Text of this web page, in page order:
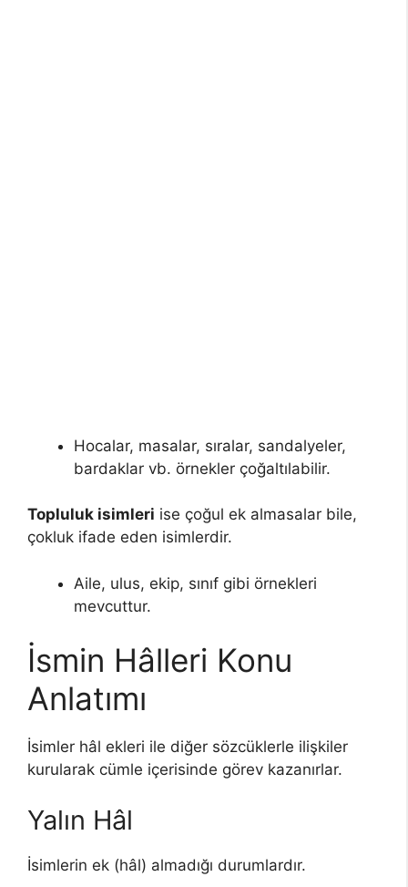
Hocalar, masalar, sıralar, sandalyeler,
bardaklar vb. örnekler çoğaltılabilir.
Topluluk isimleri ise çoğul ek almasalar bile,
çokluk ifade eden isimlerdir.
Aile, ulus, ekip, sınıf gibi örnekleri
mevcuttur.
İsmin Hâlleri Konu
Anlatımı
İsimler hâl ekleri ile diğer sözcüklerle ilişkiler
kurularak cümle içerisinde görev kazanırlar.
Yalın Hâl
İsimlerin ek (hâl) almadığı durumlardır.